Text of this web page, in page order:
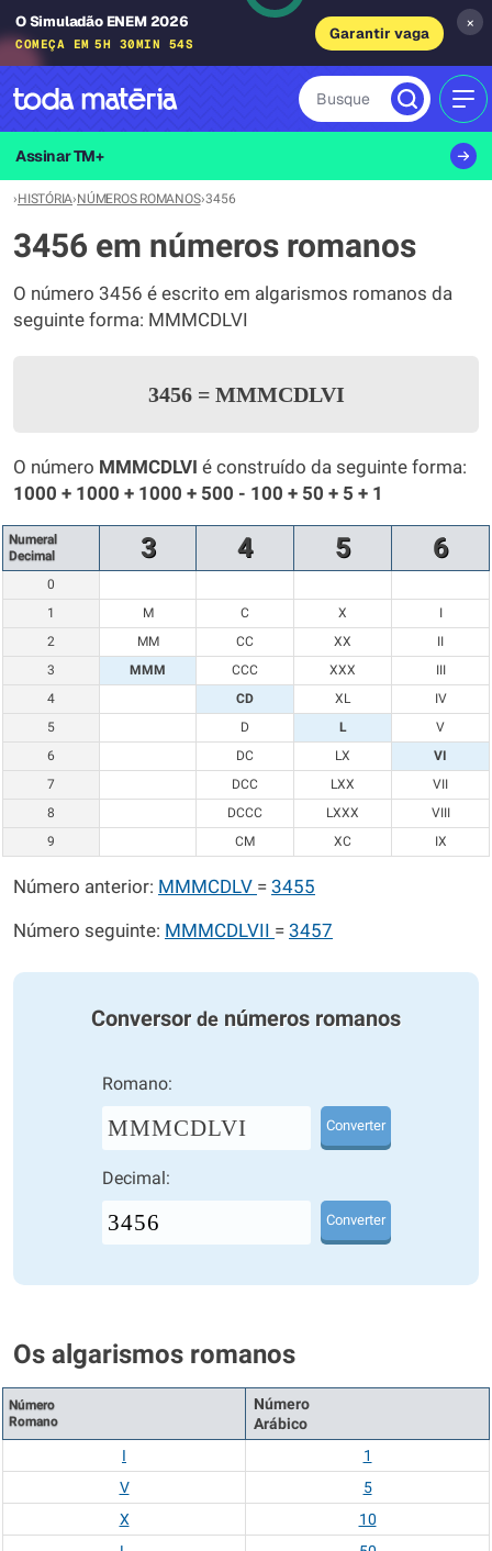
O Simuladão ENEM 2026
COMEÇA EM 5H 30MIN 53S
Garantir vaga
×
Busque
Assinar TM+
›HISTÓRIA›NÚMEROS ROMANOS›3456
3456 em números romanos
O número 3456 é escrito em algarismos romanos da
seguinte forma: MMMCDLVI
3456 =MMMCDLVI
O número MMMCDLVI é construído da seguinte forma:
1000 + 1000 + 1000 + 500 - 100 + 50 + 5 + 1
Numeral
Decimal
3 4 5 6
0
1
M C X
I
2
MM CC XX
II
3
MMM CCC XXX
III
4
CD XL
IV
5
D L
V
6
DC LX
VI
7
DCC LXX
VII
8
DCCC LXXX
VIII
9
CM XC IX
Número anterior: MMMCDLV = 3455
Número seguinte: MMMCDLVII = 3457
Conversor de números romanos
Romano:
MMMCDLVI Converter
Decimal:
Converter
Os algarismos romanos
Número
Romano
Número
Arábico
I
1
V
5
X
10